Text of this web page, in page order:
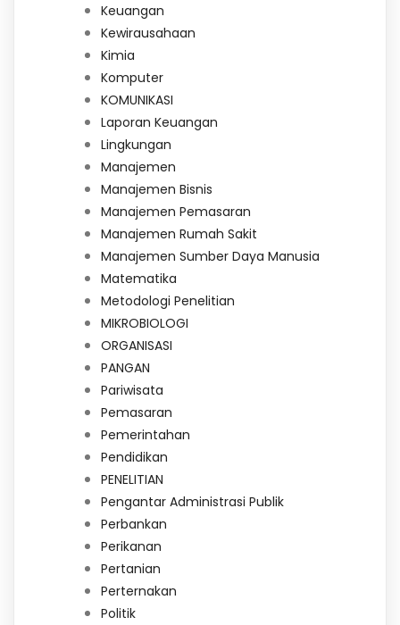
Keuangan
Kewirausahaan
Kimia
Komputer
KOMUNIKASI
Laporan Keuangan
Lingkungan
Manajemen
Manajemen Bisnis
Manajemen Pemasaran
Manajemen Rumah Sakit
Manajemen Sumber Daya Manusia
Matematika
Metodologi Penelitian
MIKROBIOLOGI
ORGANISASI
PANGAN
Pariwisata
Pemasaran
Pemerintahan
Pendidikan
PENELITIAN
Pengantar Administrasi Publik
Perbankan
Perikanan
Pertanian
Perternakan
Politik